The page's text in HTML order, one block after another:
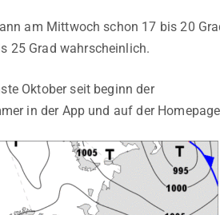
am Mittwoch schon 17 bis 20
25 Grad wahrscheinlich.
Oktober seit beginn der
in der App und auf der